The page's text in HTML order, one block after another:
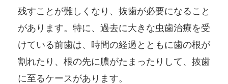
残すことが難しくなり、抜歯が必要になること
があります。特に、過去に大きな虫歯治療を受
けている前歯は、時間の経過とともに歯の根が
割れたり、根の先に膿がたまったりして、抜歯
に至るケースがあります。